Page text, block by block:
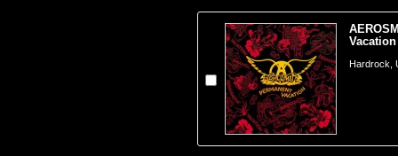
Vacation
Hardrock,